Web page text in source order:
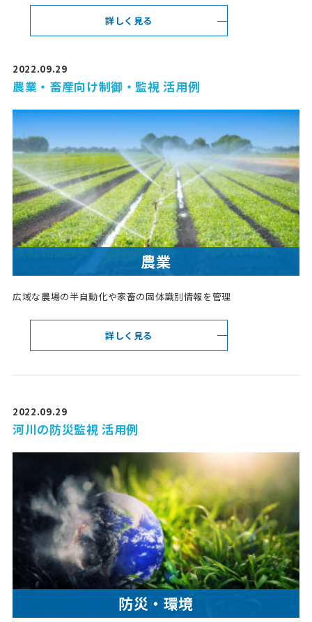
詳しく見る
2022.09.29
農業・畜産向け制御・監視 活用例
農業
広域な農場の半自動化や家畜の固体識別情報を管理
詳しく見る
2022.09.29
河川の防災監視 活用例
防災・環境